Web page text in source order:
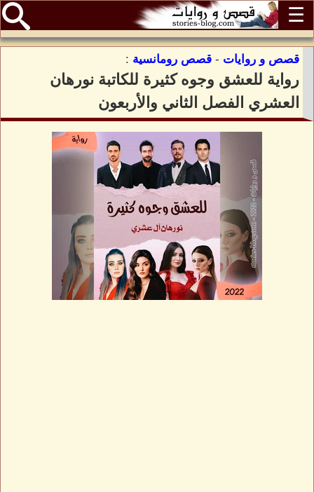
☰
قصص و روايات - قصص رومانسية :
رواية للعشق وجوه كثيرة للكاتبة نورهان
العشري الفصل الثاني والأربعون